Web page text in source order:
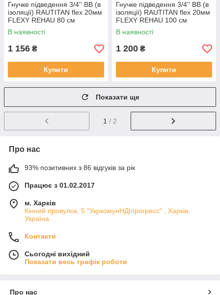
Гнучке підведення 3/4'' ВВ (в
ізоляції) RAUTITAN flex 20мм
FLEXY REHAU 80 см
В наявності
1 156 ₴
Купити
Гнучке підведення 3/4'' ВВ (в
ізоляції) RAUTITAN flex 20мм
FLEXY REHAU 100 см
В наявності
1 200 ₴
Купити
Показати ще
1 / 2
Про нас
93% позитивних з 86 відгуків за рік
Працює з 01.02.2017
м. Харків
Кінний провулок, 5 "УкркомунНДІпрогресс" , Харків,
Україна
Контакти
Сьогодні вихідний
Показати весь графік роботи
Про нас